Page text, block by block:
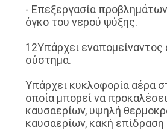
- Επεξεργασία
όγκο του νερού ψύξης.
12Υπάρχει εναπομείναντος
σύστημα.
Υπάρχει κυκλοφορία αέρα
οποία μπορεί να
καυσαερίων, υψηλή
καυσαερίων, κακή επίδραση